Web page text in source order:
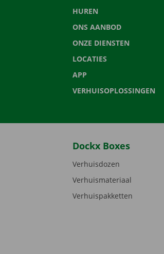
HUREN
ONS AANBOD
ONZE DIENSTEN
LOCATIES
APP
VERHUISOPLOSSINGEN
Dockx Boxes
Verhuisdozen
Verhuismateriaal
Verhuispakketten